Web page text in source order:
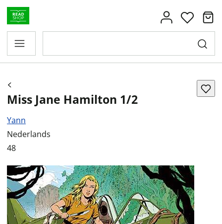
Miss Jane Hamilton 1/2
Yann
Nederlands
48